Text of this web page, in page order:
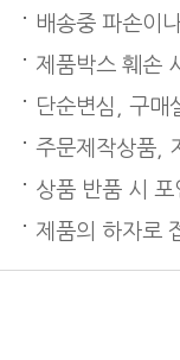
배송중 파손이
제품박스 훼손
단순변심, 구매
주문제작상품,
상품 반품 시 포
제품의 하자로